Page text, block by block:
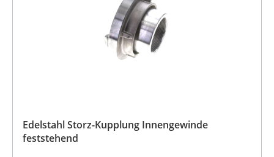
Edelstahl Storz-Kupplung Innengewinde
feststehend